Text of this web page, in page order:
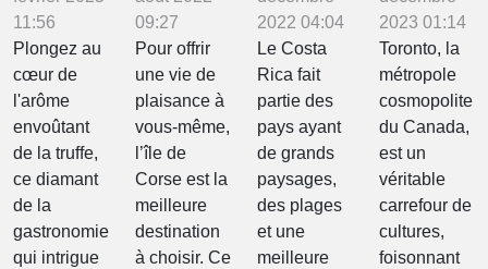
désert de sel. Sur place, vous découvrirez les
canyons, la vallée de la lune, etc. Jour 2
Continuez votre périple en rejoignant La Paz.
Mais...
11:56
Plongez au
cœur de
l'arôme
envoûtant
de la truffe,
ce diamant
de la
gastronomie
qui intrigue
09:27
Pour offrir
une vie de
plaisance à
vous-même,
l’île de
Corse est la
meilleure
destination
à choisir. Ce
2022 04:04
Le Costa
Rica fait
partie des
pays ayant
de grands
paysages,
des plages
et une
meilleure
2023 01:14
Toronto, la
métropole
cosmopolite
du Canada,
est un
véritable
carrefour de
cultures,
foisonnant